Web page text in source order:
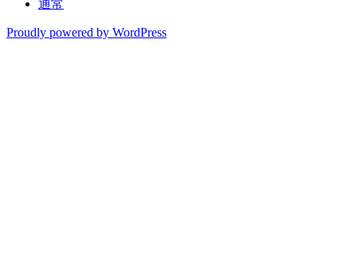
通常
Proudly powered by WordPress